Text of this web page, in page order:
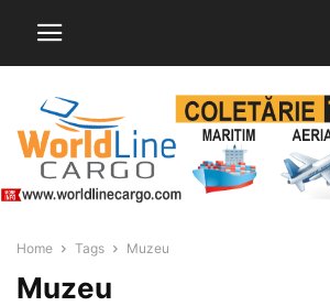
Home Tags Muzeu
Muzeu